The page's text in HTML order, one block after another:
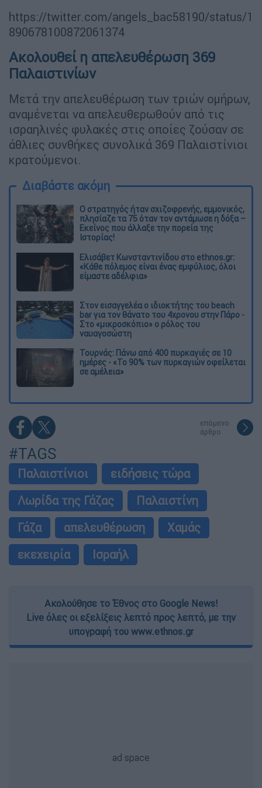
https://twitter.com/angels_bac58190/status/1
890678100872061374
Ακολουθεί η απελευθέρωση 369
Παλαιστινίων
Μετά την απελευθέρωση των τριών ομήρων,
αναμένεται να απελευθερωθούν από τις
ισραηλινές φυλακές στις οποίες ζούσαν σε
άθλιες συνθήκες συνολικά 369 Παλαιστίνιοι
κρατούμενοι.
Διαβάστε ακόμη
O στρατηγός ήταν σχιζοφρενής, εμμονικός,
πλησίαζε τα 75 όταν τον αντάμωσε η δόξα –
Εκείνος που άλλαξε την πορεία της
Ιστορίας!
Ελισάβετ Κωνσταντινίδου στο ethnos.gr:
«Κάθε πόλεμος είναι ένας εμφύλιος, όλοι
είμαστε αδέλφια»
Στον εισαγγελέα ο ιδιοκτήτης του beach
bar για τον θάνατο του 4χρονου στην Πάρο -
Στο «μικροσκόπιο» ο ρόλος του
ναυαγοσώστη
Τουρνάς: Πάνω από 400 πυρκαγιές σε 10
ημέρες - «Το 90% των πυρκαγιών οφείλεται
σε αμέλεια»
επόμενο
άρθρο
#TAGS
Παλαιστίνιοι
ειδήσεις τώρα
Λωρίδα της Γάζας
Παλαιστίνη
Γάζα
απελευθέρωση
Χαμάς
εκεχειρία
Ισραήλ
Ακολούθησε το Έθνος στο Google News!
Live όλες οι εξελίξεις λεπτό προς λεπτό, με την
υπογραφή του www.ethnos.gr